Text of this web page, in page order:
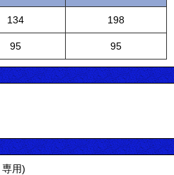
134 198
95 95
専用)